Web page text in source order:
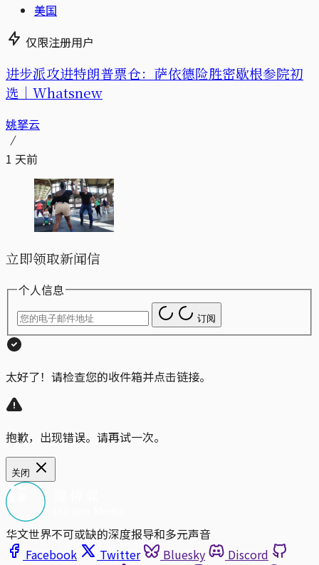
美国
仅限注册用户
进步派攻进特朗普票仓：萨依德险胜密歇根参院初
选｜Whatsnew
姚拏云
1 天前
立即领取新闻信
个人信息
订阅
太好了！请检查您的收件箱并点击链接。
抱歉，出现错误。请再试一次。
关闭
华文世界不可或缺的深度报导和多元声音
Facebook
Twitter Bluesky
Discord